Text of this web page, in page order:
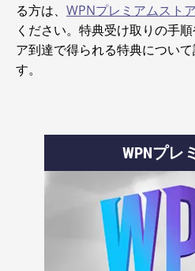
る方は、 WPNプレミアムスト
ください。特典受け取りの手
ア到達で得られる特典につい
す。
WPNプレ